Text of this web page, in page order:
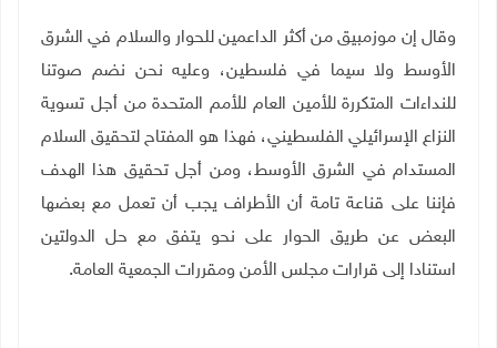
وقال إن موزمبيق من أكثر الداعمين للحوار والسلام في الشرق
الأوسط ولا سيما في فلسطين، وعليه نحن نضم صوتنا
للنداءات المتكررة للأمين العام للأمم المتحدة من أجل تسوية
النزاع الإسرائيلي الفلسطيني، فهذا هو المفتاح لتحقيق السلام
المستدام في الشرق الأوسط، ومن أجل تحقيق هذا الهدف
فإننا على قناعة تامة أن الأطراف يجب أن تعمل مع بعضها
البعض عن طريق الحوار على نحو يتفق مع حل الدولتين
استنادا إلى قرارات مجلس الأمن ومقررات الجمعية العامة.